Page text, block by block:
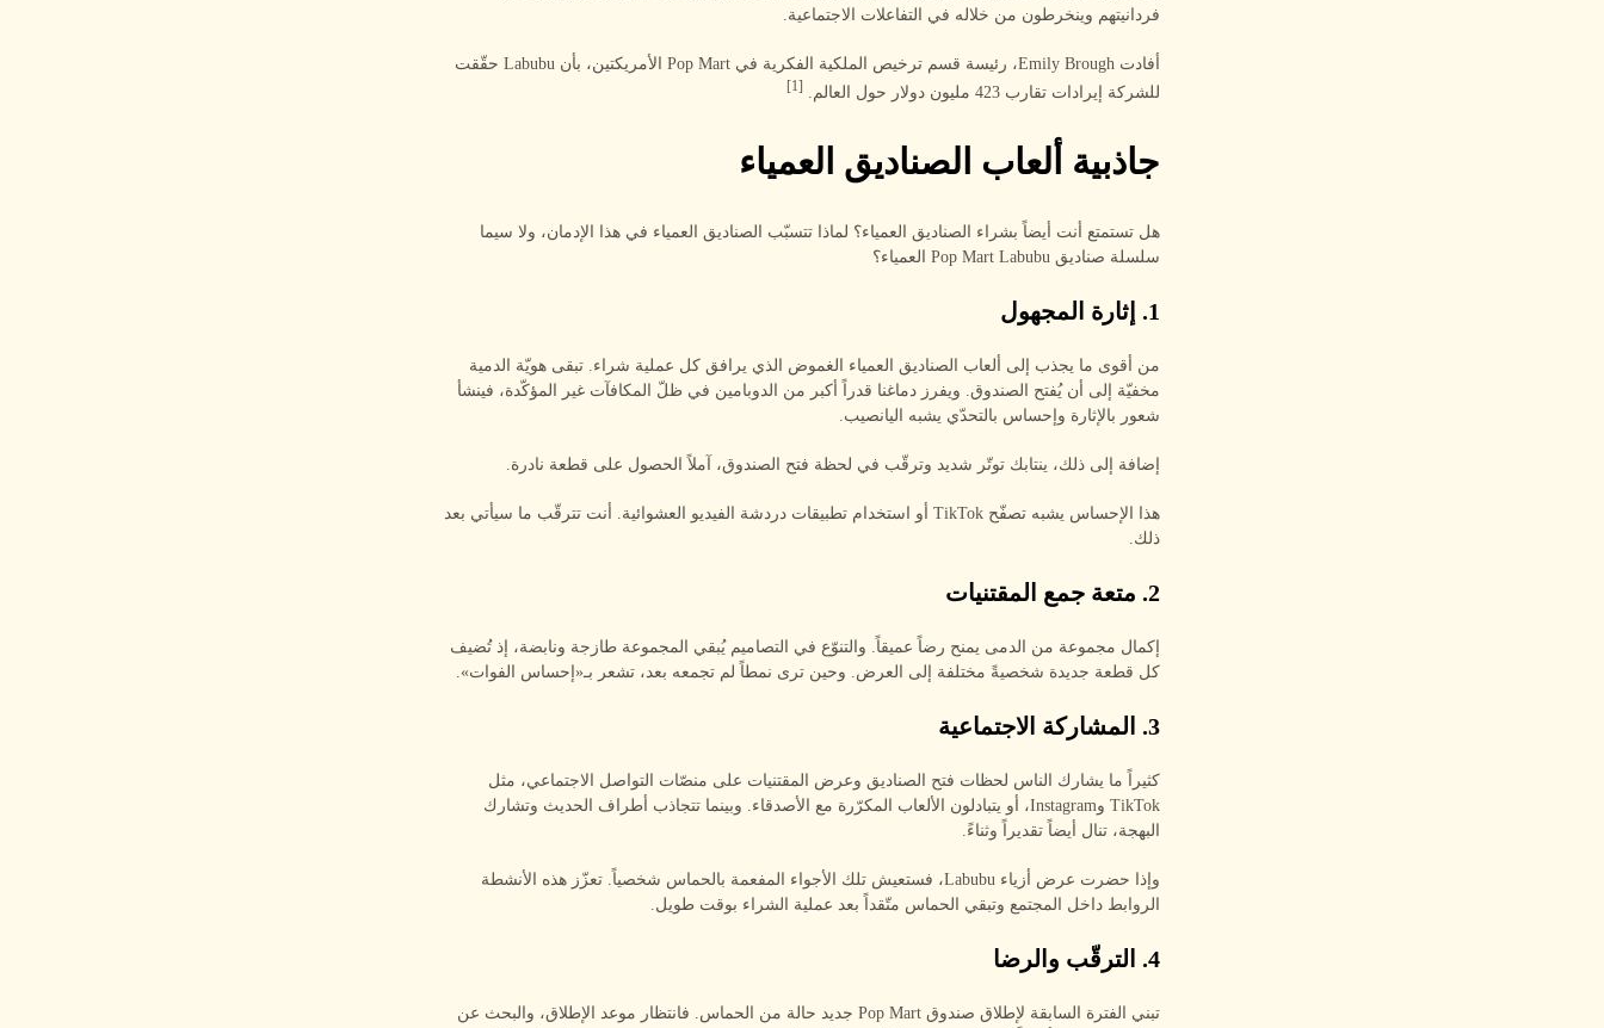
فردانيتهم وينخرطون من خلاله في التفاعلات الاجتماعية.
أفادت Emily Brough، رئيسة قسم ترخيص الملكية الفكرية في Pop Mart الأمريكتين، بأن Labubu حقّقت
للشركة إيرادات تقارب 423 مليون دولار حول العالم.
[1]
جاذبية ألعاب الصناديق العمياء
هل تستمتع أنت أيضاً بشراء الصناديق العمياء؟ لماذا تتسبّب الصناديق العمياء في هذا الإدمان، ولا سيما
سلسلة صناديق Pop Mart Labubu العمياء؟
1. إثارة المجهول
من أقوى ما يجذب إلى ألعاب الصناديق العمياء الغموض الذي يرافق كل عملية شراء. تبقى هويّة الدمية
مخفيّة إلى أن يُفتح الصندوق. ويفرز دماغنا قدراً أكبر من الدوبامين في ظلّ المكافآت غير المؤكّدة، فينشأ
شعور بالإثارة وإحساس بالتحدّي يشبه اليانصيب.
إضافة إلى ذلك، ينتابك توتّر شديد وترقّب في لحظة فتح الصندوق، آملاً الحصول على قطعة نادرة.
هذا الإحساس يشبه تصفّح TikTok أو استخدام تطبيقات دردشة الفيديو العشوائية. أنت تترقّب ما سيأتي بعد
ذلك.
2. متعة جمع المقتنيات
إكمال مجموعة من الدمى يمنح رضاً عميقاً. والتنوّع في التصاميم يُبقي المجموعة طازجة ونابضة، إذ تُضيف
كل قطعة جديدة شخصيةً مختلفة إلى العرض. وحين ترى نمطاً لم تجمعه بعد، تشعر بـ«إحساس الفوات».
3. المشاركة الاجتماعية
كثيراً ما يشارك الناس لحظات فتح الصناديق وعرض المقتنيات على منصّات التواصل الاجتماعي، مثل
TikTok وInstagram، أو يتبادلون الألعاب المكرّرة مع الأصدقاء. وبينما تتجاذب أطراف الحديث وتشارك
البهجة، تنال أيضاً تقديراً وثناءً.
وإذا حضرت عرض أزياء Labubu، فستعيش تلك الأجواء المفعمة بالحماس شخصياً. تعزّز هذه الأنشطة
الروابط داخل المجتمع وتبقي الحماس متّقداً بعد عملية الشراء بوقت طويل.
4. الترقّب والرضا
تبني الفترة السابقة لإطلاق صندوق Pop Mart جديد حالة من الحماس. فانتظار موعد الإطلاق، والبحث عن